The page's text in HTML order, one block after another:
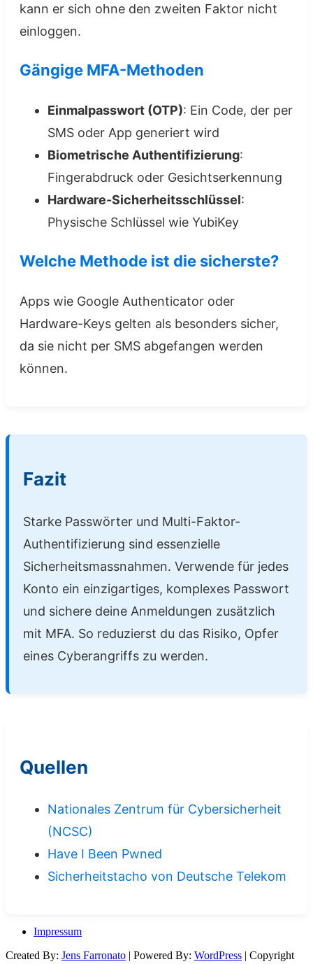
kann er sich ohne den zweiten Faktor nicht
einloggen.
Gängige MFA-Methoden
Einmalpasswort (OTP): Ein Code, der per
SMS oder App generiert wird
Biometrische Authentifizierung:
Fingerabdruck oder Gesichtserkennung
Hardware-Sicherheitsschlüssel:
Physische Schlüssel wie YubiKey
Welche Methode ist die sicherste?
Apps wie Google Authenticator oder
Hardware-Keys gelten als besonders sicher,
da sie nicht per SMS abgefangen werden
können.
Fazit
Starke Passwörter und Multi-Faktor-
Authentifizierung sind essenzielle
Sicherheitsmassnahmen. Verwende für jedes
Konto ein einzigartiges, komplexes Passwort
und sichere deine Anmeldungen zusätzlich
mit MFA. So reduzierst du das Risiko, Opfer
eines Cyberangriffs zu werden.
Quellen
Nationales Zentrum für Cybersicherheit
(NCSC)
Have I Been Pwned
Sicherheitstacho von Deutsche Telekom
Impressum
Created By: Jens Farronato | Powered By: WordPress | Copyright